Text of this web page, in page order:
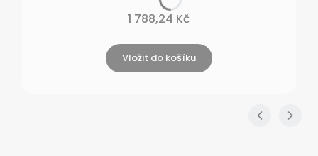
Cena
1 788,24 Kč
Vložit do košíku